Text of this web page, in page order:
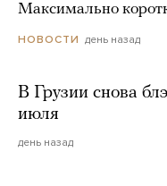
Максимально
НОВОСТИ день назад
В Грузии снова
июля
день назад